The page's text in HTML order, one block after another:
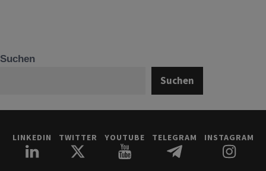
Suchen
Suchen
LINKEDIN TWITTER YOUTUBE TELEGRAM INSTAGRAM